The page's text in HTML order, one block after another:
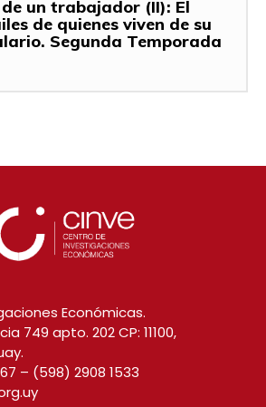
un trabajador (II): El
de quienes viven de su
Segunda Temporada
Económicas.
749 apto. 202 CP: 11100,
– (598) 2908 1533